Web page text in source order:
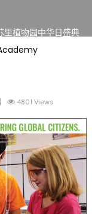
植物园中华日盛典
界亲身体验划行乐
物多样性研究与中美
赴约 —— 密苏里植物
Darek演绎一场古筝
4801 Views